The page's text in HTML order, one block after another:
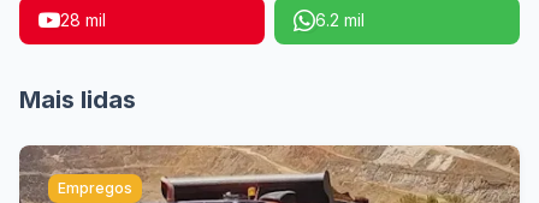
28 mil 6.2 mil
Mais lidas
Empregos